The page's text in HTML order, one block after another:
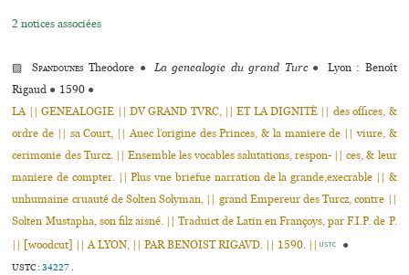
2 notices associées
▨Spandounes Theodore ● La genealogie du grand Turc ●
Lyon : Benoît
Rigaud ● 1590 ●
LA || GENEALOGIE || DV GRAND TVRC, || ET LA DIGNITÈ || des offices, &
ordre de || sa Court, || Auec l’origine des Princes, & la maniere de || viure, &
cerimonie des Turcz. || Ensemble les vocables salutations, respon- || ces, & leur
maniere de compter. || Plus vne briefue narration de la grande,execrable || &
unhumaine cruauté de Solten Solyman, || grand Empereur des Turcz, contre ||
Solten Mustapha, son filz aisné. || Traduict de Latin en Françoys, par F.I.P. de P.
|| [woodcut] || A LYON, || PAR BENOIST RIGAVD. || 1590. ||
USTC ●
USTC :34227.